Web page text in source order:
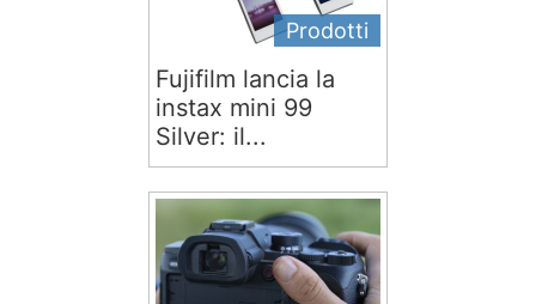
Prodotti
Fujifilm lancia la
instax mini 99
Silver: il...